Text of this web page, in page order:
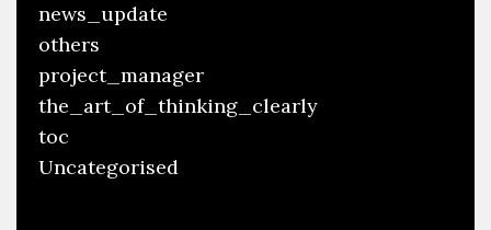
news_update
others
project_manager
the_art_of_thinking_clearly
toc
Uncategorised